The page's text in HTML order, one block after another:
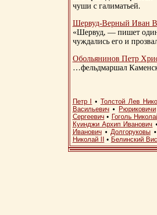
чуши с галиматьей.
Шервуд-Верный Иван
«Шервуд, — пишет один
чуждались его и
Обольянинов Петр
…фельдмаршал
Петр I •Толстой Лев
Васильевич • Рюриковичи
Сергеевич • Гоголь
Куинджи Архип Иванович •
Иванович •Долгоруковы
Николай II
• Белинский